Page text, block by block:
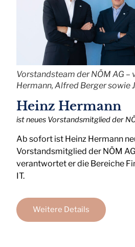
Vorstandsteam der NÖM AG –
Hermann, Alfred Berger sowie
Heinz Hermann
ist neues Vorstandsmitglied der
Ab sofort ist Heinz Hermann
Vorstandsmitglied der NÖM
verantwortet er die Bereiche
IT.
Weitere Details